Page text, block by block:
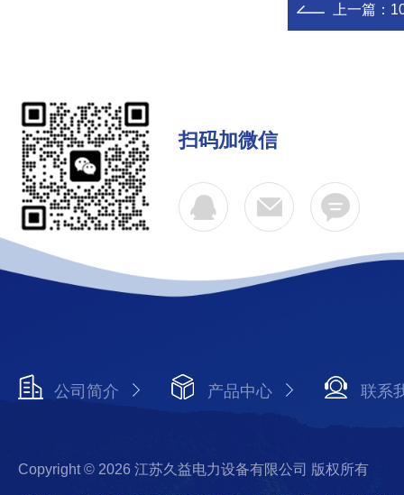
上一篇：
扫码加微信
公司简介 产品中心 联系
Copyright © 2026 江苏久益电力设备有限公司 版权所有